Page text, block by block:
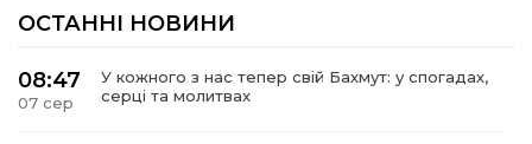
ОСТАННІ НОВИНИ
08:47
07 сер
У кожного з нас тепер свій Бахмут: у спогадах,
серці та молитвах